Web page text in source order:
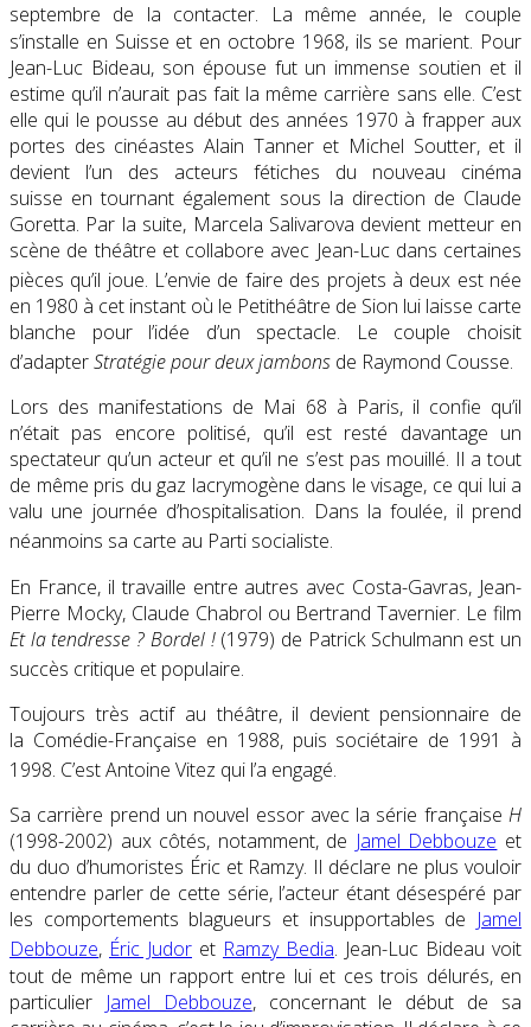
septembre de la contacter. La même année, le couple
s’installe en Suisse et en octobre 1968, ils se marient. Pour
Jean-Luc Bideau, son épouse fut un immense soutien et il
estime qu’il n’aurait pas fait la même carrière sans elle. C’est
elle qui le pousse au début des années 1970 à frapper aux
portes des cinéastes Alain Tanner et Michel Soutter, et il
devient l’un des acteurs fétiches du nouveau cinéma
suisse en tournant également sous la direction de Claude
Goretta. Par la suite, Marcela Salivarova devient metteur en
scène de théâtre et collabore avec Jean-Luc dans certaines
pièces qu’il joue. L’envie de faire des projets à deux est née
en 1980 à cet instant où le Petithéâtre de Sion lui laisse carte
blanche pour l’idée d’un spectacle. Le couple choisit
d’adapterStratégie pour deux jambons de Raymond Cousse.
Lors des manifestations de Mai 68 à Paris, il confie qu’il
n’était pas encore politisé, qu’il est resté davantage un
spectateur qu’un acteur et qu’il ne s’est pas mouillé. Il a tout
de même pris du gaz lacrymogène dans le visage, ce qui lui a
valu une journée d’hospitalisation. Dans la foulée, il prend
néanmoins sa carte au Parti socialiste.
En France, il travaille entre autres avec Costa-Gavras, Jean-
Pierre Mocky, Claude Chabrol ou Bertrand Tavernier. Le film
Et la tendresse ? Bordel !(1979) de Patrick Schulmann est un
succès critique et populaire.
Toujours très actif au théâtre, il devient pensionnaire de
la Comédie-Française en 1988, puis sociétaire de 1991 à
1998. C’est Antoine Vitez qui l’a engagé.
Sa carrière prend un nouvel essor avec la série française H
(1998-2002) aux côtés, notamment, de Jamel Debbouze et
du duo d’humoristes Éric et Ramzy. Il déclare ne plus vouloir
entendre parler de cette série, l’acteur étant désespéré par
les comportements blagueurs et insupportables de Jamel
Debbouze, Éric Judor et Ramzy Bedia. Jean-Luc Bideau voit
tout de même un rapport entre lui et ces trois délurés, en
particulier Jamel Debbouze, concernant le début de sa